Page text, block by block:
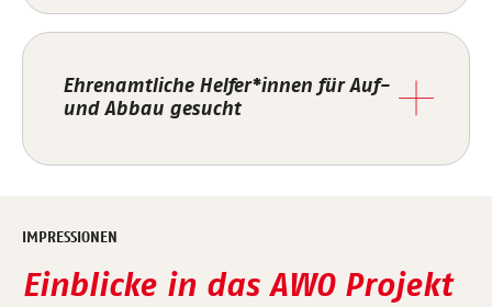
Ehrenamtliche Helfer*innen für Auf-
und Abbau gesucht
IMPRESSIONEN
Einblicke in das AWO Projekt